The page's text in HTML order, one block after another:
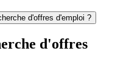
d'offres d'emploi ?
d'offres